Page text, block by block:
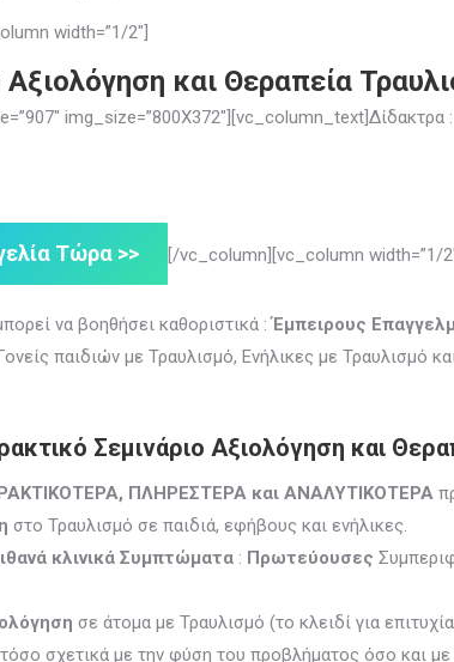
width=”1/2″]
και Θεραπεία
Τώρα >> [/vc_column][vc_column width=”1/
να βοηθήσει καθοριστικά :Έμπειρους
παιδιών με Τραυλισμό, Ενήλικες με Τραυλισμό
Σεμινάριο Αξιολόγηση και
ΠΛΗΡΕΣΤΕΡΑ και ΑΝΑΛΥΤΙΚΟΤΕΡΑ
στο Τραυλισμό σε παιδιά, εφήβους και ενήλικες.
κλινικά Συμπτώματα : Πρωτεύουσες
σε άτομα με Τραυλισμό (το κλειδί για
τόσο σχετικά με την φύση του προβλήματος όσο και